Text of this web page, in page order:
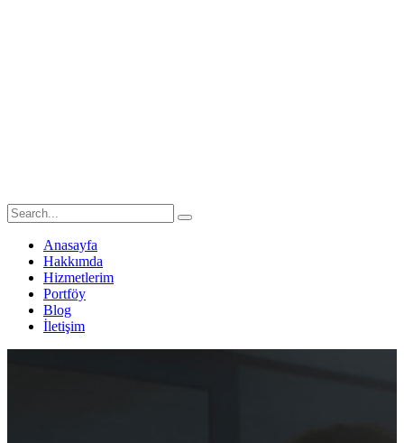
Anasayfa
Hakkımda
Hizmetlerim
Portföy
Blog
İletişim